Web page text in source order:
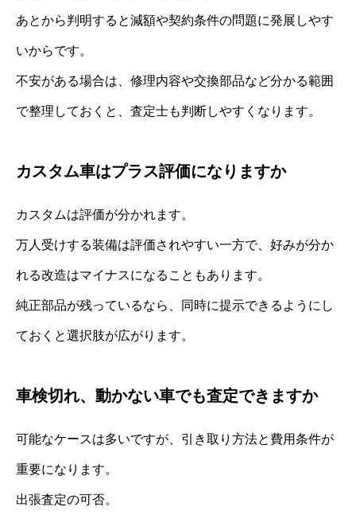
あとから判明すると減額や契約条件の問題に発展しやす
いからです。
不安がある場合は、修理内容や交換部品など分かる範囲
で整理しておくと、査定士も判断しやすくなります。
カスタム車はプラス評価になりますか
カスタムは評価が分かれます。
万人受けする装備は評価されやすい一方で、好みが分か
れる改造はマイナスになることもあります。
純正部品が残っているなら、同時に提示できるようにし
ておくと選択肢が広がります。
車検切れ、動かない車でも査定できますか
可能なケースは多いですが、引き取り方法と費用条件が
重要になります。
出張査定の可否。